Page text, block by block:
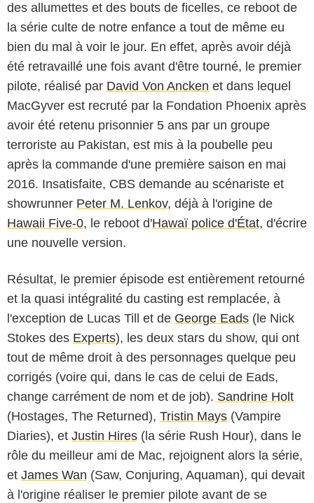
des allumettes et des bouts de ficelles, ce reboot de
la série culte de notre enfance a tout de même eu
bien du mal à voir le jour. En effet, après avoir déjà
été retravaillé une fois avant d'être tourné, le premier
pilote, réalisé par David Von Ancken et dans lequel
MacGyver est recruté par la Fondation Phoenix après
avoir été retenu prisonnier 5 ans par un groupe
terroriste au Pakistan, est mis à la poubelle peu
après la commande d'une première saison en mai
2016. Insatisfaite, CBS demande au scénariste et
showrunner Peter M. Lenkov, déjà à l'origine de
Hawaii Five-0, le reboot d'Hawaï police d'État, d'écrire
une nouvelle version.
Résultat, le premier épisode est entièrement retourné
et la quasi intégralité du casting est remplacée, à
l'exception de Lucas Till et de George Eads (le Nick
Stokes des Experts), les deux stars du show, qui ont
tout de même droit à des personnages quelque peu
corrigés (voire qui, dans le cas de celui de Eads,
change carrément de nom et de job). Sandrine Holt
(Hostages, The Returned), Tristin Mays (Vampire
Diaries), et Justin Hires (la série Rush Hour), dans le
rôle du meilleur ami de Mac, rejoignent alors la série,
et James Wan (Saw, Conjuring, Aquaman), qui devait
à l'origine réaliser le premier pilote avant de se